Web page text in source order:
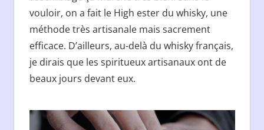
vouloir, on a fait le High ester du whisky, une
méthode très artisanale mais sacrement
efficace. D’ailleurs, au-delà du whisky français,
je dirais que les spiritueux artisanaux ont de
beaux jours devant eux.